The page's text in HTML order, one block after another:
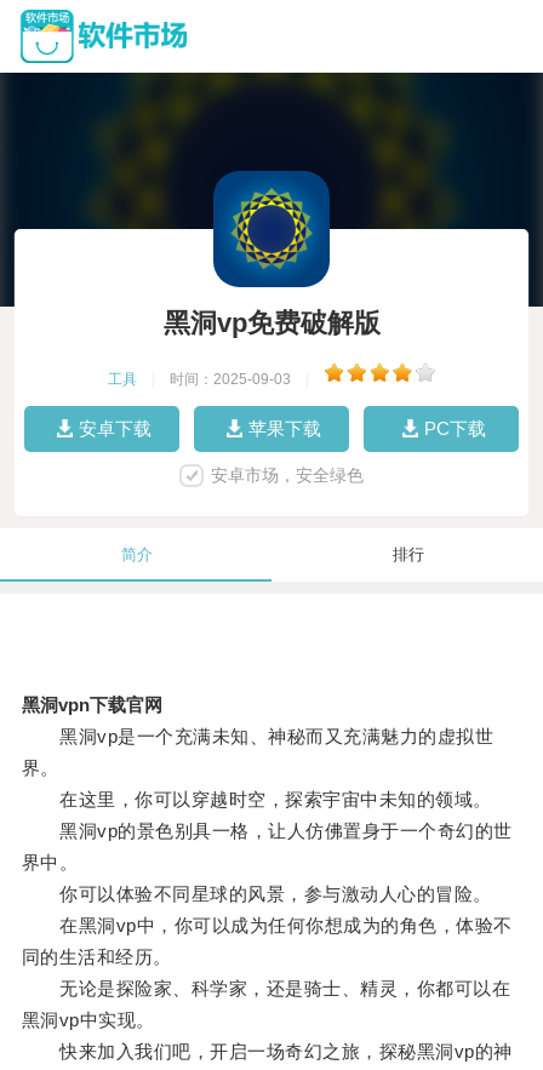
黑洞vp免费破解版
工具 时间：2025-09-03
安卓下载 苹果下载 PC下载
安卓市场，安全绿色
简介 排行
黑洞vpn下载官网
黑洞vp是一个充满未知、神秘而又充满魅力的虚拟世
界。
在这里，你可以穿越时空，探索宇宙中未知的领域。
黑洞vp的景色别具一格，让人仿佛置身于一个奇幻的世
界中。
你可以体验不同星球的风景，参与激动人心的冒险。
在黑洞vp中，你可以成为任何你想成为的角色，体验不
同的生活和经历。
无论是探险家、科学家，还是骑士、精灵，你都可以在
黑洞vp中实现。
快来加入我们吧，开启一场奇幻之旅，探秘黑洞vp的神